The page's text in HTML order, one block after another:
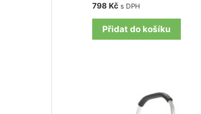
798 Kč s DPH
Přidat do košíku
775 Kč.
je:
675 Kč.